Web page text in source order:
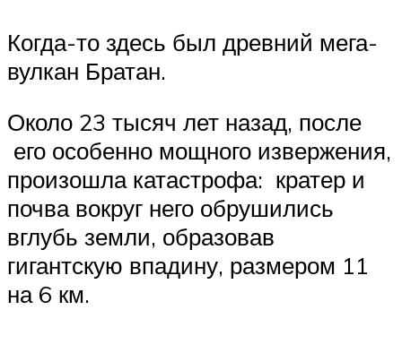
Когда-то здесь был древний мега-
вулкан Братан.
Около 23 тысяч лет назад, после
его особенно мощного извержения,
произошла катастрофа: кратер и
почва вокруг него обрушились
вглубь земли, образовав
гигантскую впадину, размером 11
на 6 км.